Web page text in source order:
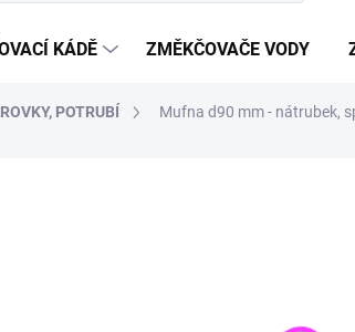
KÁDĚ ZMĚKČOVAČE VODY
POTRUBÍ Mufna d90 mm - nátrubek,